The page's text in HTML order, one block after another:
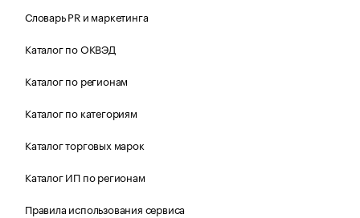
Словарь PR и маркетинга
Каталог по ОКВЭД
Каталог по регионам
Каталог по категориям
Каталог торговых марок
Каталог ИП по регионам
Правила использования сервиса